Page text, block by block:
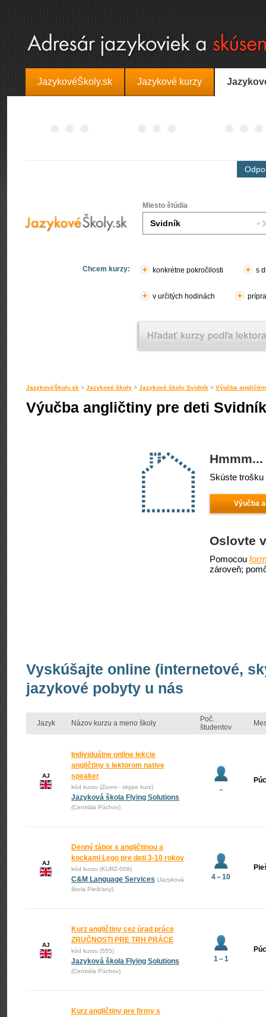
JazykovéŠkoly.sk Jazykové kurzy
Miesto štúdia
Chcem kurzy: konkrétne pokročilosti s
v určitých hodinách
JazykovéŠkoly.sk > Jazykové školy > Jazykové školy Svidník > Výučba
Výučba angličtiny pre deti Svidník
Skúste
Výučba
Oslovte
Pomocou
zároveň;
Vyskúšajte online (internetové,
jazykové pobyty u nás
Jazyk Názov kurzu a meno školy
Poč.
študentov
AJ
Individuálne online lekcie
angličtiny s lektorom native
speaker
kód kurzu (Zoom - skype kurz)
Jazyková škola Flying Solutions
(Centrála Púchov)
–
AJ
Denný tábor s angličtinou a
kockami Lego pre deti 3-10 rokov
kód kurzu (KURZ-008)
C&M Language Services (Jazyková
škola Piešťany)
4 – 10
AJ
Kurz angličtiny cez úrad práce
ZRUČNOSTI PRE TRH PRÁCE
kód kurzu (555)
Jazyková škola Flying Solutions
(Centrála Púchov)
1 – 1
Kurz angličtiny pre firmy s